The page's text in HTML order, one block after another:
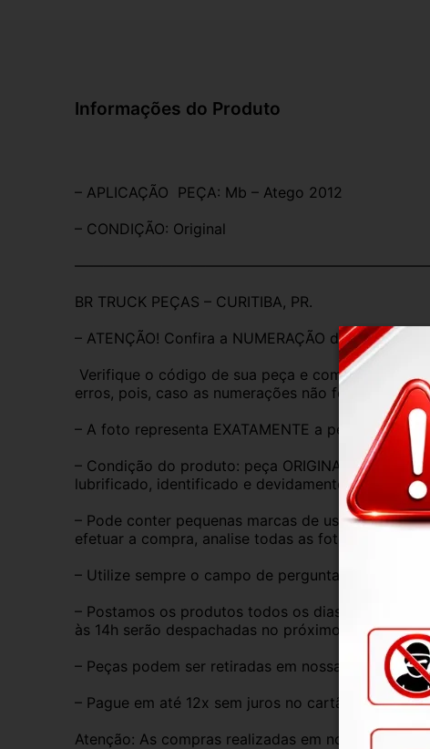
Informações do Produto
– APLICAÇÃO  PEÇA: Mb – Atego 2012
– CONDIÇÃO: Original
BR TRUCK PEÇAS – CURITIBA, PR.
– ATENÇÃO! Confira a NUMERAÇÃO da peça.
erros, pois, caso as numerações não forem iguais,
– A foto representa EXATAMENTE a peça
– Condição do produto: peça ORIGINAL,
lubrificado, identificado e devidamente protegido
– Pode conter pequenas marcas de uso, mas que
efetuar a compra, analise todas as fotos, pois
– Utilize sempre o campo de perguntas para tirar
– Postamos os produtos todos os dias de
às 14h serão despachadas no próximo dia útil.
– Peças podem ser retiradas em nossa loja física
– Pague em até 12x sem juros no cartão de
Atenção: As compras realizadas em nome de